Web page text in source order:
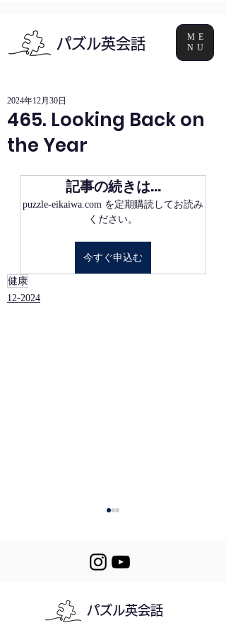
パズル英会話
ME
NU
465. Looking Back on
the Year
2024年12月30日
記事の続きは…
puzzle-eikaiwa.com を定期購読してお読み
ください。
今すぐ申込む
健康
12-2024
464. First Snow
パズル英会話